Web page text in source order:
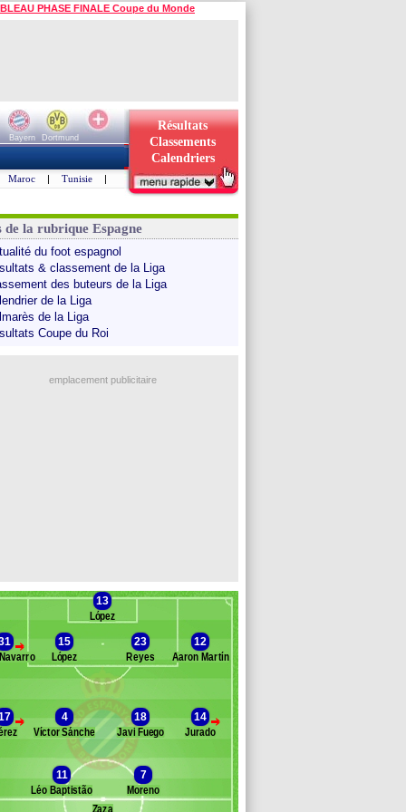
PHASE FINALE Coupe du Monde
Bayern
Dortmund
Résultats
Classements
Calendriers
Maroc | Tunisie |
de la rubrique Espagne
du foot espagnol
& classement de la Liga
des buteurs de la Liga
de la Liga
de la Liga
Coupe du Roi
emplacement publicitaire
des remplaçants
Roca
Óscar Melendo
13
López
>
15
López
23
Reyes
12
Aaron Martín
>
4
Víctor Sánchez
18
Javi Fuego
>
14
Jurado
11
Léo Baptistão
7
Moreno
Zaza